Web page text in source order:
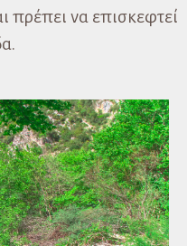
πρέπει να επισκεφτεί